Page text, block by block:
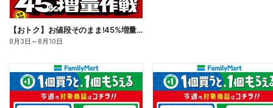
【おトク】お値段そのまま!45%増量作戦!
8月3日 ～8月10日